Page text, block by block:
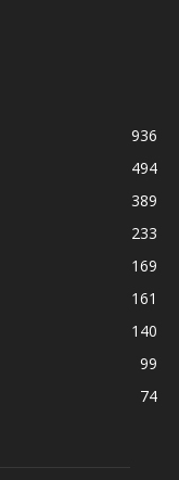
936
494
389
233
169
161
140
99
74